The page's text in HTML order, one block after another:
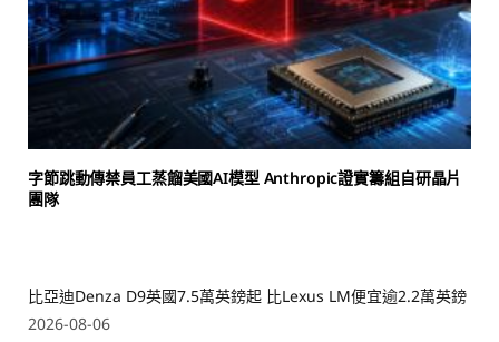
字節跳動傳禁員工蒸餾美國AI模型 Anthropic證實籌組自研晶片
團隊
比亞迪Denza D9英國7.5萬英鎊起 比Lexus LM便宜逾2.2萬英鎊
2026-08-06